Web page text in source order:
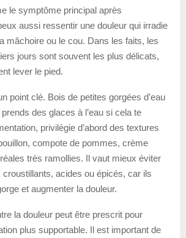
le symptôme principal après
aussi ressentir une douleur qui irradie
mâchoire ou le cou. Dans les faits, les
jours sont souvent les plus délicats,
lever le pied.
point clé. Bois de petites gorgées d’eau
des glaces à l’eau si cela te
privilégie d’abord des textures
compote de pommes, crème
très ramollies. Il vaut mieux éviter
croustillants, acides ou épicés, car ils
et augmenter la douleur.
la douleur peut être prescrit pour
plus supportable. Il est important de